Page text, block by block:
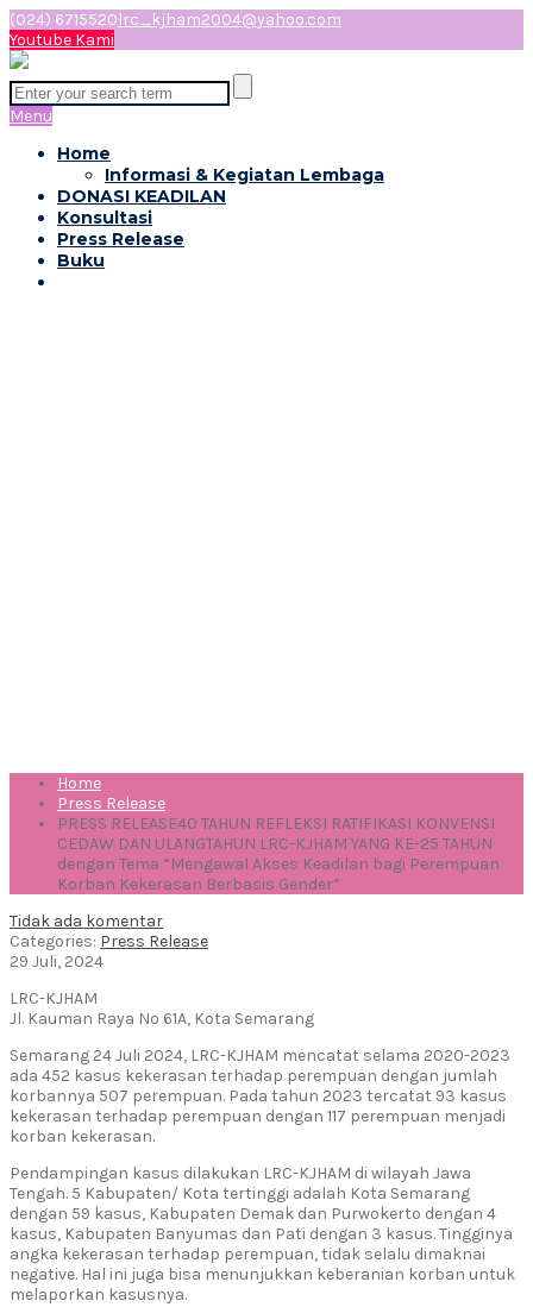
(024) 6715520lrc_kjham2004@yahoo.com
Youtube Kami
Menu
Home
Informasi & Kegiatan Lembaga
DONASI KEADILAN
Konsultasi
Press Release
Buku
Home
Press Release
PRESS RELEASE40 TAHUN REFLEKSI RATIFIKASI KONVENSI
CEDAW DAN ULANGTAHUN LRC-KJHAM YANG KE-25 TAHUN
dengan Tema “Mengawal Akses Keadilan bagi Perempuan
Korban Kekerasan Berbasis Gender”
Tidak ada komentar
Categories: Press Release
29 Juli, 2024
LRC-KJHAM
Jl. Kauman Raya No 61A, Kota Semarang
Semarang 24 Juli 2024, LRC-KJHAM mencatat selama 2020-2023
ada 452 kasus kekerasan terhadap perempuan dengan jumlah
korbannya 507 perempuan. Pada tahun 2023 tercatat 93 kasus
kekerasan terhadap perempuan dengan 117 perempuan menjadi
korban kekerasan.
Pendampingan kasus dilakukan LRC-KJHAM di wilayah Jawa
Tengah. 5 Kabupaten/ Kota tertinggi adalah Kota Semarang
dengan 59 kasus, Kabupaten Demak dan Purwokerto dengan 4
kasus, Kabupaten Banyumas dan Pati dengan 3 kasus. Tingginya
angka kekerasan terhadap perempuan, tidak selalu dimaknai
negative. Hal ini juga bisa menunjukkan keberanian korban untuk
melaporkan kasusnya.